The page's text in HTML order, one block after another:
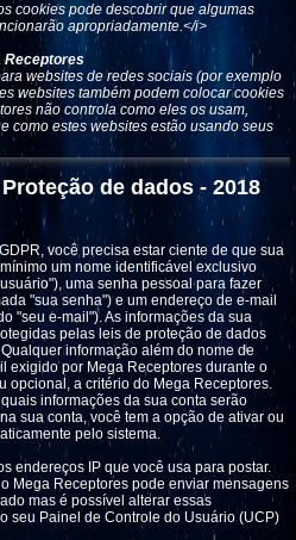
cookies pode descobrir que algumas
apropriadamente.</i>
Receptores
websites de redes sociais (por exemplo
websites também podem colocar cookies
não controla como eles os usam,
como estes websites estão usando seus
de dados - 2018
você precisa estar ciente de que sua
um nome identificável exclusivo
uma senha pessoal para fazer
"sua senha") e um endereço de e-mail
"seu e-mail"). As informações da sua
pelas leis de proteção de dados
informação além do nome de
exigido por Mega Receptores durante o
opcional, a critério do Mega Receptores.
informações da sua conta serão
sua conta, você tem a opção de ativar ou
pelo sistema.
endereços IP que você usa para postar.
Mega Receptores pode enviar mensagens
mas é possível alterar essas
seu Painel de Controle do Usuário (UCP)